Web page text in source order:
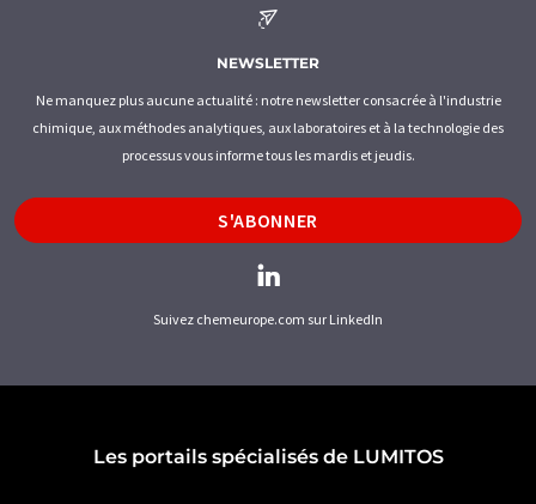
NEWSLETTER
Ne manquez plus aucune actualité : notre newsletter consacrée à l'industrie
chimique, aux méthodes analytiques, aux laboratoires et à la technologie des
processus vous informe tous les mardis et jeudis.
S'ABONNER
Suivez chemeurope.com sur LinkedIn
Les portails spécialisés de LUMITOS